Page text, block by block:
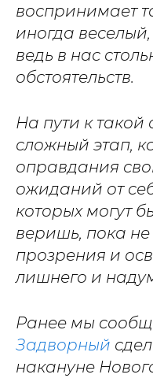
воспринимает
иногда
ведь в нас
обстоятельств.
На пути к такой
сложный этап,
оправдания
ожиданий от
которых могут
веришь, пока
прозрения и
лишнего и
Ранее мы
Задворный
накануне